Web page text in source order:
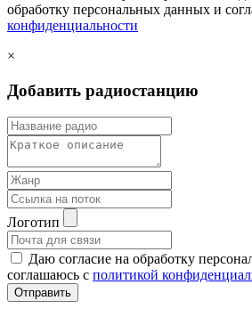
обработку персональных данных и
конфиденциальности
×
Добавить радиостанцию
Логотип
Даю согласие на обработку
соглашаюсь с политикой
Отправить